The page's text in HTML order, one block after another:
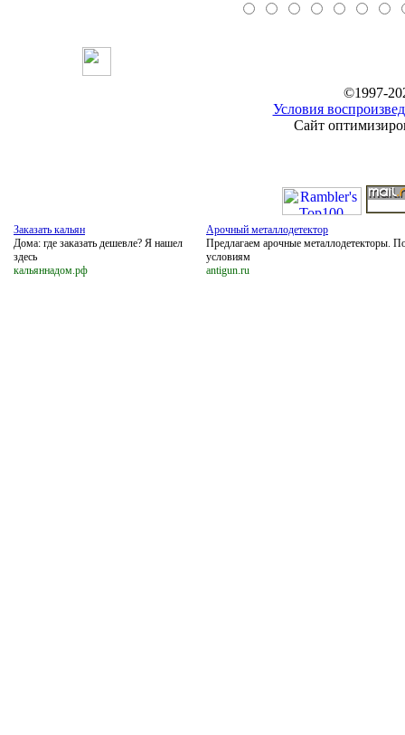
©1997-
Условия
Сайт
Заказать кальян
Дома: где заказать дешевле? Я нашел
здесь
кальяннадом.рф
Арочный металлодетектор
Предлагаем арочные металлодетекторы.
условиям
antigun.ru